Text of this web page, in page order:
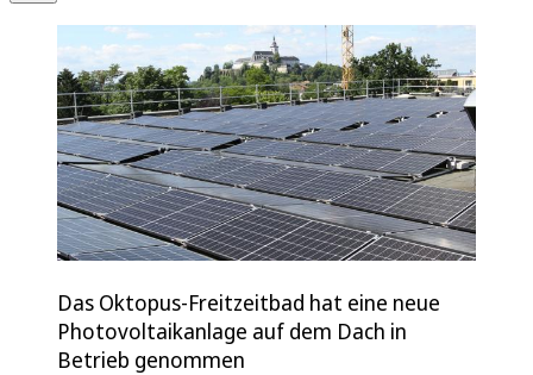
Das Oktopus-Freitzeitbad hat eine neue
Photovoltaikanlage auf dem Dach in
Betrieb genommen